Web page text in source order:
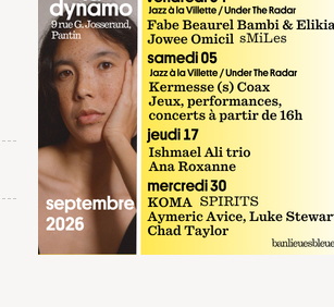
44 € RÉSERVER sur digitick.com
27,50 € RÉSERVER sur fnac.com